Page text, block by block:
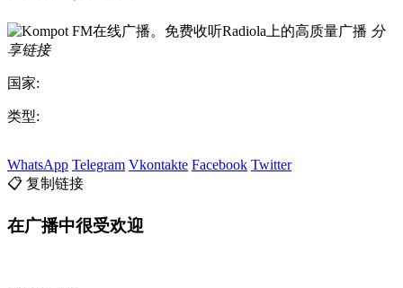
分
享链接
国家:
类型:
WhatsApp Telegram Vkontakte Facebook Twitter
📋 复制链接
在广播中很受欢迎